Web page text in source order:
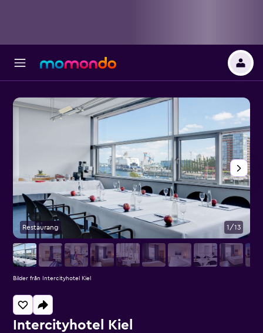
Intercityhotel Kiel
Restaurang 1/13
Bilder från Intercityhotel Kiel